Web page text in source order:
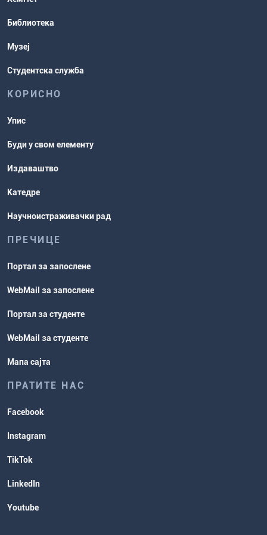
рокови
Библиотека
Музеј
Студентска служба
КОРИСНО
Упис
Буди у свом елементу
Издаваштво
Катедре
Научноистраживачки рад
ПРЕЧИЦЕ
Портал за запослене
WebMail за запослене
Портал за студенте
WebMail за студенте
Мапа сајта
ПРАТИТЕ НАС
Facebook
Instagram
TikTok
LinkedIn
Youtube